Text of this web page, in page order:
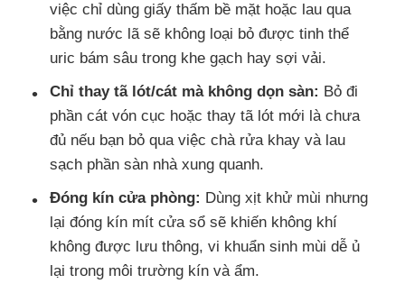
việc chỉ dùng giấy thấm bề mặt hoặc lau qua
bằng nước lã sẽ không loại bỏ được tinh thể
uric bám sâu trong khe gạch hay sợi vải.
Chỉ thay tã lót/cát mà không dọn sàn: Bỏ đi
phần cát vón cục hoặc thay tã lót mới là chưa
đủ nếu bạn bỏ qua việc chà rửa khay và lau
sạch phần sàn nhà xung quanh.
Đóng kín cửa phòng: Dùng xịt khử mùi nhưng
lại đóng kín mít cửa sổ sẽ khiến không khí
không được lưu thông, vi khuẩn sinh mùi dễ ủ
lại trong môi trường kín và ẩm.